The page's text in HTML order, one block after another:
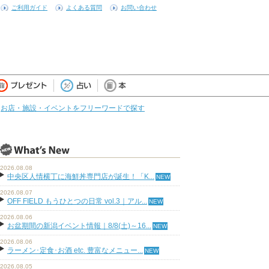
ご利用ガイド よくある質問 お問い合わせ
お店・施設・イベントをフリーワードで探す
2026.08.08
中央区人情横丁に海鮮丼専門店が誕生！「K...
2026.08.07
OFF FIELD もうひとつの日常 vol.3｜アル...
2026.08.06
お盆期間の新潟イベント情報｜8/8(土)～16...
2026.08.06
ラーメン･定食･お酒 etc. 豊富なメニュー...
2026.08.05